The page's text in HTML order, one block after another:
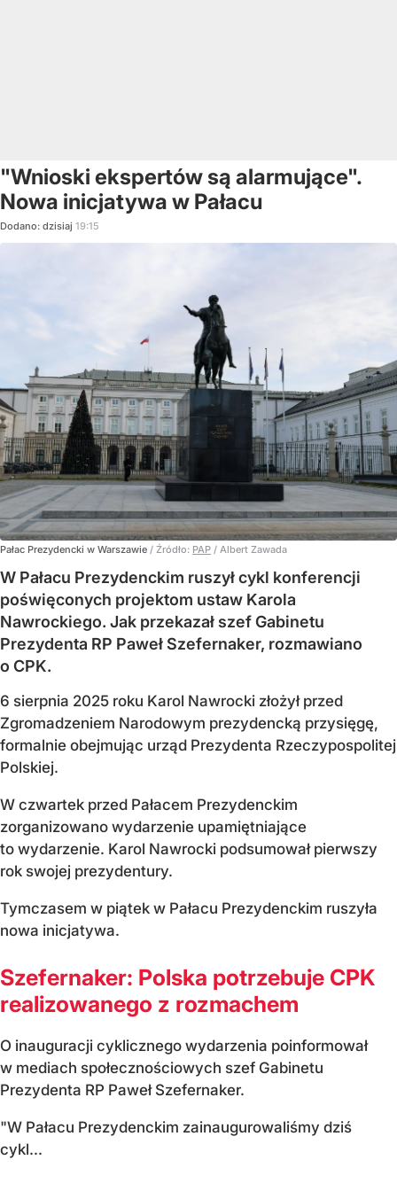
"Wnioski ekspertów są alarmujące".
Nowa inicjatywa w Pałacu
Dodano: dzisiaj 19:15
Pałac Prezydencki w Warszawie / Źródło: PAP / Albert Zawada
W Pałacu Prezydenckim ruszył cykl konferencji
poświęconych projektom ustaw Karola
Nawrockiego. Jak przekazał szef Gabinetu
Prezydenta RP Paweł Szefernaker, rozmawiano
o CPK.
6 sierpnia 2025 roku Karol Nawrocki złożył przed
Zgromadzeniem Narodowym prezydencką przysięgę,
formalnie obejmując urząd Prezydenta Rzeczypospolitej
Polskiej.
W czwartek przed Pałacem Prezydenckim
zorganizowano wydarzenie upamiętniające
to wydarzenie. Karol Nawrocki podsumował pierwszy
rok swojej prezydentury.
Tymczasem w piątek w Pałacu Prezydenckim ruszyła
nowa inicjatywa.
Szefernaker: Polska potrzebuje CPK
realizowanego z rozmachem
O inauguracji cyklicznego wydarzenia poinformował
w mediach społecznościowych szef Gabinetu
Prezydenta RP Paweł Szefernaker.
"W Pałacu Prezydenckim zainaugurowaliśmy dziś
cykl...